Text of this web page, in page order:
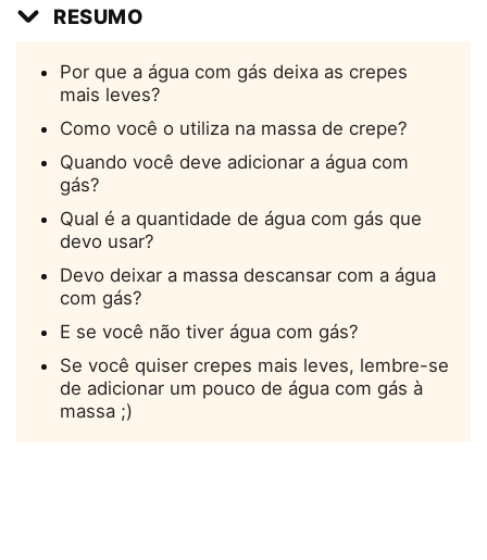
RESUMO
Por que a água com gás deixa as crepes
mais leves?
Como você o utiliza na massa de crepe?
Quando você deve adicionar a água com
gás?
Qual é a quantidade de água com gás que
devo usar?
Devo deixar a massa descansar com a água
com gás?
E se você não tiver água com gás?
Se você quiser crepes mais leves, lembre-se
de adicionar um pouco de água com gás à
massa ;)